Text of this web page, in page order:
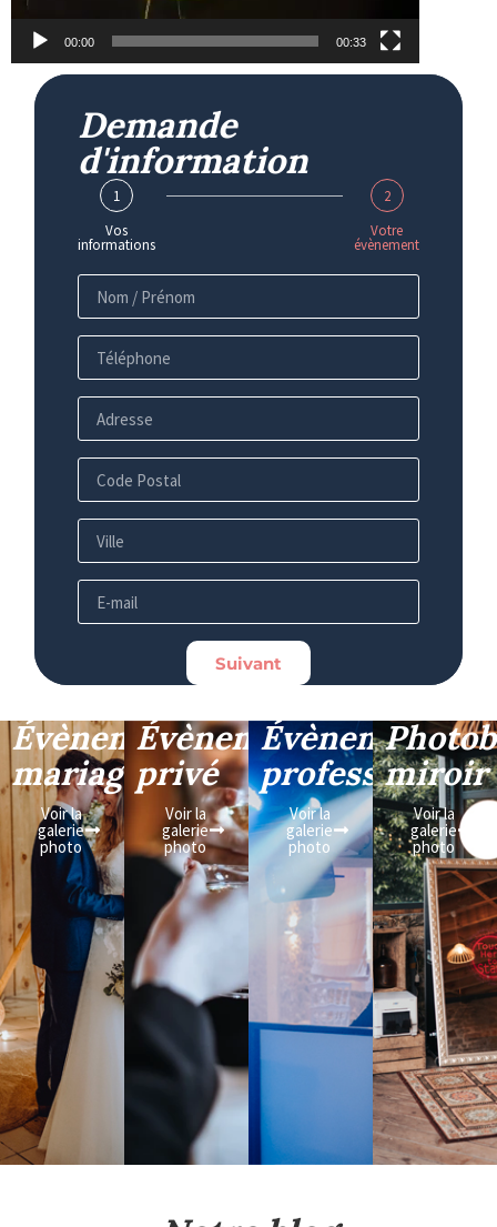
00:00 00:33
Demande
d'information
1
Vos
informations
2
Votre
évènement
Suivant
Évènement
mariage
Voir la
galerie
photo
Évènement
privé
Voir la
galerie
photo
Évènement
professionnel
Voir la
galerie
photo
miroir
Voir la
galerie
photo